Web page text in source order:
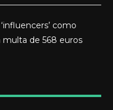
como
multa de 568 euros